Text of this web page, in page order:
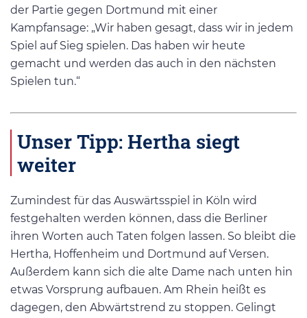
der Partie gegen Dortmund mit einer
Kampfansage: „Wir haben gesagt, dass wir in jedem
Spiel auf Sieg spielen. Das haben wir heute
gemacht und werden das auch in den nächsten
Spielen tun.“
Unser Tipp: Hertha siegt
weiter
Zumindest für das Auswärtsspiel in Köln wird
festgehalten werden können, dass die Berliner
ihren Worten auch Taten folgen lassen. So bleibt die
Hertha, Hoffenheim und Dortmund auf Versen.
Außerdem kann sich die alte Dame nach unten hin
etwas Vorsprung aufbauen. Am Rhein heißt es
dagegen, den Abwärtstrend zu stoppen. Gelingt